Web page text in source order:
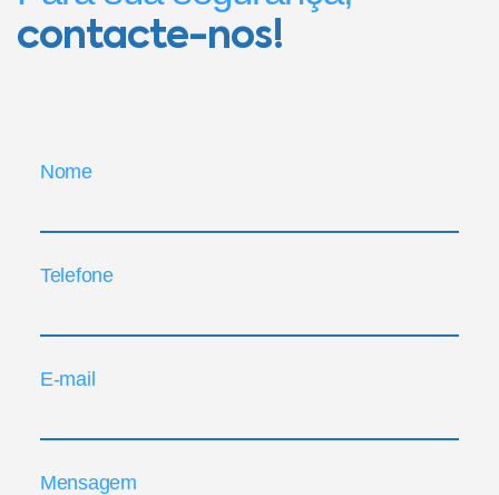
contacte-nos!
Nome
Telefone
E-mail
Mensagem